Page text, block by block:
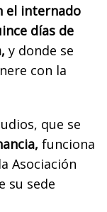
el internado
días de
y donde se
con la
que se
funciona
Asociación
su sede